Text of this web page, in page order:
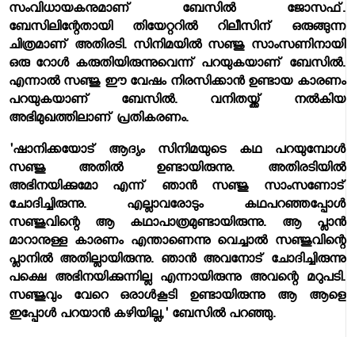
സംവിധായകനുമാണ് ബേസില്‍ ജോസഫ്.
ബേസിലിന്റേതായി തിയേറ്ററില്‍ റിലീസിന് ഒരുങ്ങുന്ന
ചിത്രമാണ് അതിരടി. സിനിമയില്‍ സഞ്ജു സാംസണിനായി
ഒരു റോള്‍ കരുതിയിരുന്നുവെന്ന് പറയുകയാണ് ബേസില്‍.
എന്നാല്‍ സഞ്ജു ഈ വേഷം നിരസിക്കാന്‍ ഉണ്ടായ കാരണം
പറയുകയാണ് ബേസില്‍. വനിതയ്ക്ക് നല്‍കിയ
അഭിമുഖത്തിലാണ് പ്രതികരണം.
'ഷാനിക്കയോട് ആദ്യം സിനിമയുടെ കഥ പറയുമ്പോള്‍
സഞ്ജു അതില്‍ ഉണ്ടായിരുന്നു. അതിരടിയില്‍
അഭിനയിക്കുമോ എന്ന് ഞാന്‍ സഞ്ജു സാംസണോട്
ചോദിച്ചിരുന്നു. എല്ലാവരോടും കഥപറഞ്ഞപ്പോള്‍
സഞ്ജുവിന്റെ ആ കഥാപാത്രമുണ്ടായിരുന്നു. ആ പ്ലാന്‍
മാറാനുള്ള കാരണം എന്താണെന്നു വെച്ചാല്‍ സഞ്ജുവിന്റെ
പ്ലാനില്‍ അതില്ലായിരുന്നു. ഞാന്‍ അവനോട് ചോദിച്ചിരുന്നു
പക്ഷെ അഭിനയിക്കുന്നില്ല എന്നായിരുന്നു അവന്റെ മറുപടി.
സഞ്ജുവും വേറെ ഒരാള്‍കൂടി ഉണ്ടായിരുന്നു ആ ആളെ
ഇപ്പോള്‍ പറയാന്‍ കഴിയില്ല,' ബേസില്‍ പറഞ്ഞു.